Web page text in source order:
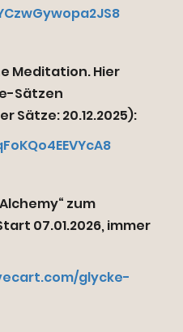
Meditation. Hier
Sätzen
Sätze: 20.12.2025):
zum
07.01.2026, immer
glycke-